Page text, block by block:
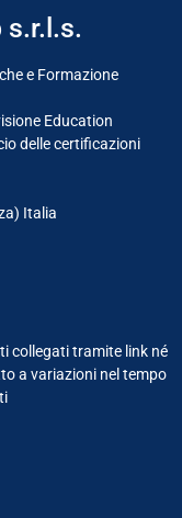
s.r.l.s.
e Formazione
Education
delle certificazioni
Italia
collegati tramite link né
a variazioni nel tempo